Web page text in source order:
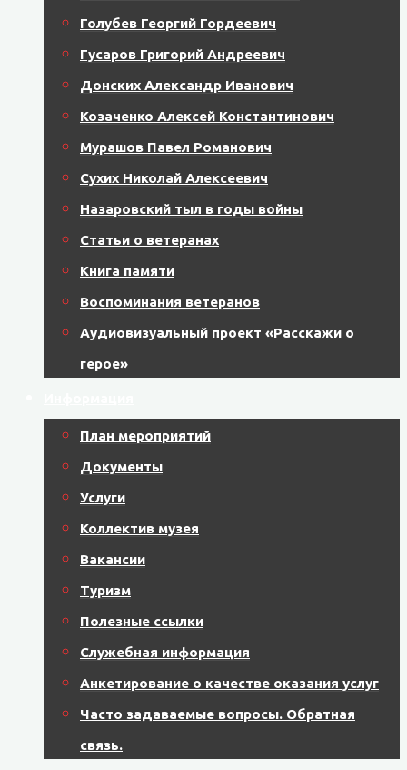
Голубев Георгий Гордеевич
Гусаров Григорий Андреевич
Донских Александр Иванович
Козаченко Алексей Константинович
Мурашов Павел Романович
Сухих Николай Алексеевич
Назаровский тыл в годы войны
Статьи о ветеранах
Книга памяти
Воспоминания ветеранов
Аудиовизуальный проект «Расскажи о
герое»
План мероприятий
Документы
Услуги
Коллектив музея
Вакансии
Туризм
Полезные ссылки
Служебная информация
Анкетирование о качестве оказания услуг
Часто задаваемые вопросы. Обратная
связь.